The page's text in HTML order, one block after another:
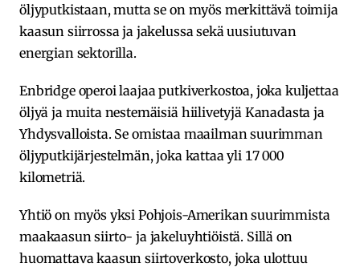
öljyputkistaan, mutta se on myös merkittävä toimija
kaasun siirrossa ja jakelussa sekä uusiutuvan
energian sektorilla.
Enbridge operoi laajaa putkiverkostoa, joka kuljettaa
öljyä ja muita nestemäisiä hiilivetyjä Kanadasta ja
Yhdysvalloista. Se omistaa maailman suurimman
öljyputkijärjestelmän, joka kattaa yli 17 000
kilometriä.
Yhtiö on myös yksi Pohjois-Amerikan suurimmista
maakaasun siirto- ja jakeluyhtiöistä. Sillä on
huomattava kaasun siirtoverkosto, joka ulottuu